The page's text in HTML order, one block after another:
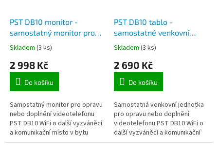
PST DB10 monitor -
samostatný monitor pro
rozšíření sady
videotelefonu DB10 WiFi
Skladem (3 ks)
2 998 Kč
Do košíku
Samostatný monitor pro opravu
nebo doplnění videotelefonu
PST DB10 WiFi o další vyzváněcí
a komunikační místo v bytu
nebo domě.
PST DB10 tablo -
samostatné venkovní
tablo pro videotelefon
DB10 WiFi pro 1 bytovou
jednotku
Skladem (3 ks)
2 690 Kč
Do košíku
Samostatná venkovní jednotka
pro opravu nebo doplnění
videotelefonu PST DB10 WiFi o
další vyzváněcí a komunikační
místo (např. 2. vchod, branka